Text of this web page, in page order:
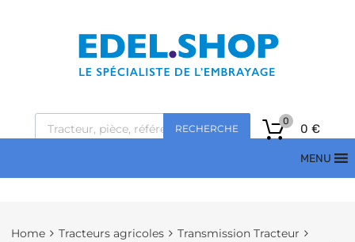
RECHERCHE 0 €
0
MENU
Home Tracteurs agricoles
Transmission Tracteur